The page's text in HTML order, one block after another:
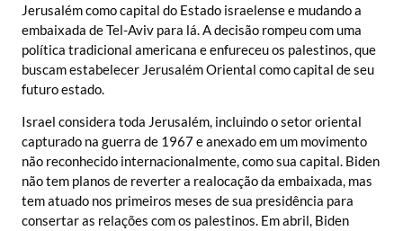
Jerusalém como capital do Estado israelense e mudando a
embaixada de Tel-Aviv para lá. A decisão rompeu com uma
política tradicional americana e enfureceu os palestinos, que
buscam estabelecer Jerusalém Oriental como capital de seu
futuro estado.
Israel considera toda Jerusalém, incluindo o setor oriental
capturado na guerra de 1967 e anexado em um movimento
não reconhecido internacionalmente, como sua capital. Biden
não tem planos de reverter a realocação da embaixada, mas
tem atuado nos primeiros meses de sua presidência para
consertar as relações com os palestinos. Em abril, Biden